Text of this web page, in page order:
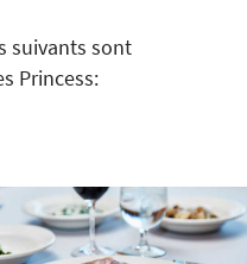
suivants sont
Princess: